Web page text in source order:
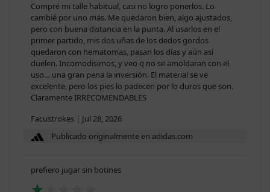
Compré mi talle habitual, casi no logro ponerlos. Lo
cambié por uno más. Me quedaron bien, algo ajustados,
pero con buena distancia en la punta. Al usarlos en el
primer partido, mis dos uñas de los dedos gordos
quedaron con hematomas, pasan los días y aún así
duelen. Incomodisimos, y veo q no se amoldaran con el
uso… una gran pena la inversión. El material se ve
excelente, pero los pies lo padecen por lo duros que son.
Claramente IRRECOMENDABLES
Facustrokes | Jul 28, 2026
Publicado originalmente en adidas.com
prefiero jugar sin botines